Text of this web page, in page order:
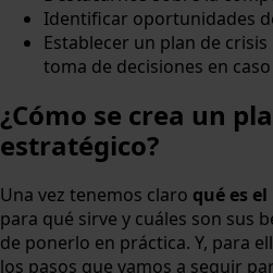
Identificar oportunidades
Establecer un plan de
toma de decisiones en
¿Cómo se crea un
estratégico?
Una vez tenemos claro qué es
para qué sirve y cuáles son sus
de ponerlo en práctica. Y, para
los pasos que vamos a seguir